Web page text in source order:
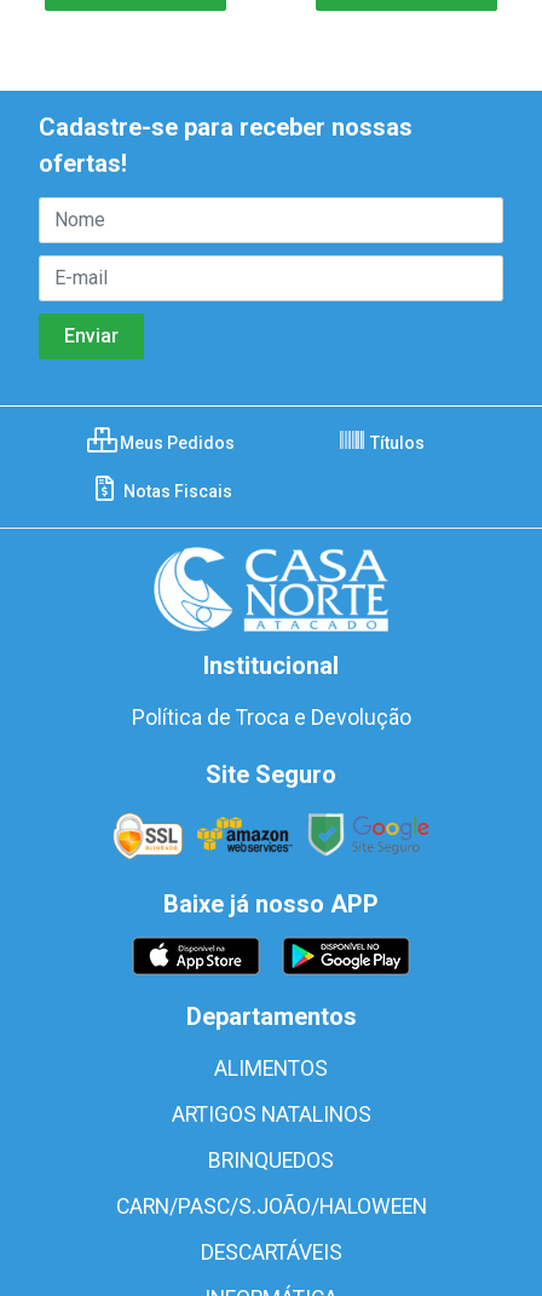
Cadastre-se para receber nossas
ofertas!
Meus Pedidos Títulos
Notas Fiscais
Institucional
Política de Troca e Devolução
Site Seguro
Baixe já nosso APP
Departamentos
ALIMENTOS
ARTIGOS NATALINOS
BRINQUEDOS
CARN/PASC/S.JOÃO/HALOWEEN
DESCARTÁVEIS